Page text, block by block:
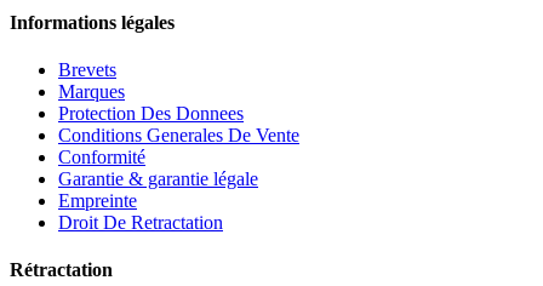
Informations légales
Brevets
Marques
Protection Des Donnees
Conditions Generales De Vente
Conformité
Garantie & garantie légale
Empreinte
Droit De Retractation
Rétractation